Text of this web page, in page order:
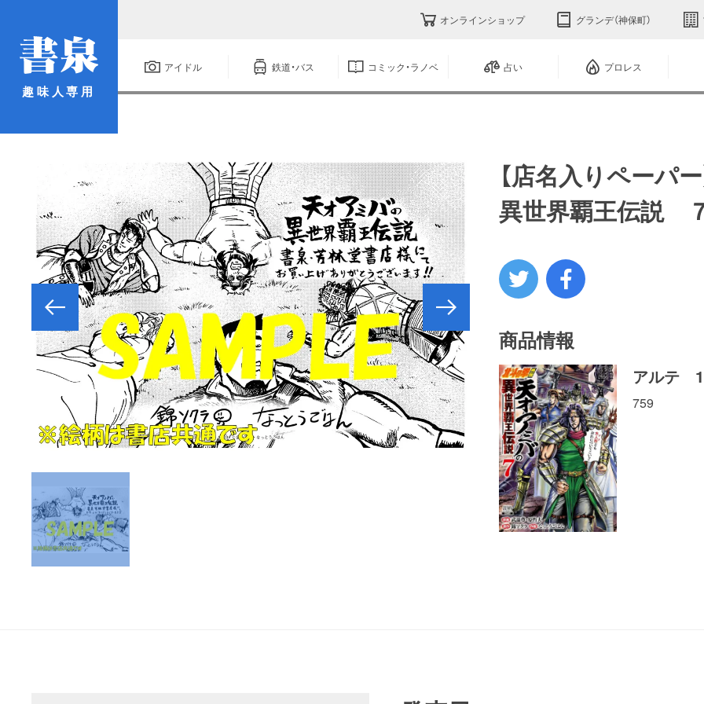
趣味人専用
オンラインショップ グランデ（神保町）
アイドル 鉄道・バス コミック・ラノベ 占い プロレス
【店名入りペーパ
異世界覇王伝説
商品情報
アルテ
759